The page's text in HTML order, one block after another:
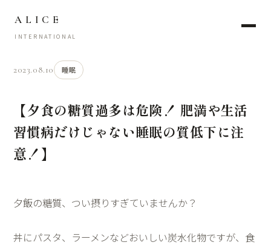
ALICE
INTERNATIONAL
2023.08.10 睡眠
【夕食の糖質過多は危険！ 肥満や生活
習慣病だけじゃない睡眠の質低下に注
意！】
夕飯の糖質、つい摂りすぎていませんか？
丼にパスタ、ラーメンなどおいしい炭水化物ですが、食